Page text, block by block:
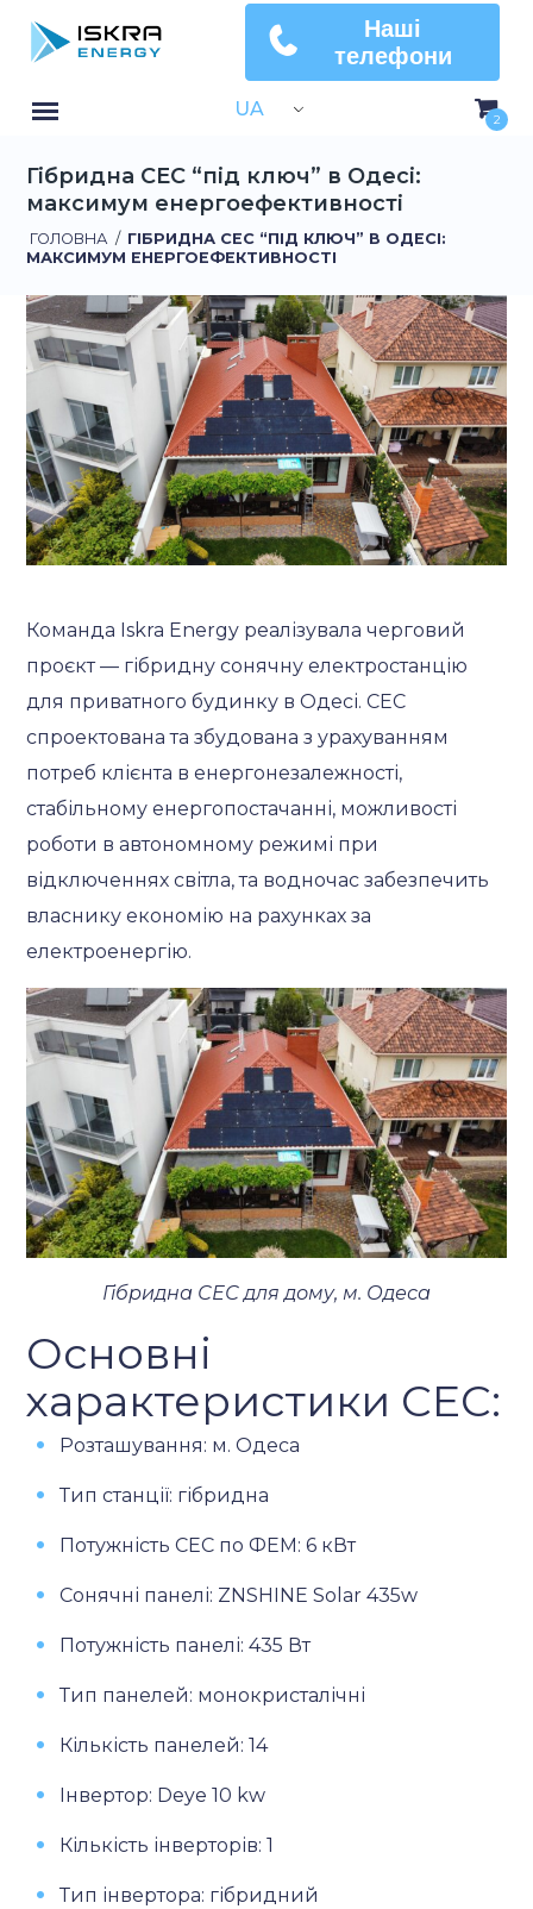
Наші
телефони
UA 2
Гібридна СЕС “під ключ” в Одесі:
максимум енергоефективності
ГОЛОВНА / ГІБРИДНА СЕС “ПІД КЛЮЧ” В ОДЕСІ:
МАКСИМУМ ЕНЕРГОЕФЕКТИВНОСТІ
Команда Iskra Energy реалізувала черговий
проєкт — гібридну сонячну електростанцію
для приватного будинку в Одесі.СЕС
спроектована та збудована з урахуванням
потреб клієнта в енергонезалежності,
стабільному енергопостачанні, можливості
роботи в автономному режимі при
відключеннях світла, та водночас забезпечить
власнику економію на рахунках за
електроенергію.
Гібридна СЕС для дому, м. Одеса
Основні
характеристики СЕС:
Розташування: м. Одеса
Тип станції: гібридна
Потужність СЕС по ФЕМ: 6 кВт
Сонячні панелі: ZNSHINE Solar 435w
Потужність панелі: 435 Вт
Тип панелей: монокристалічні
Кількість панелей: 14
Інвертор: Deye 10 kw
Кількість інверторів: 1
Тип інвертора: гібридний